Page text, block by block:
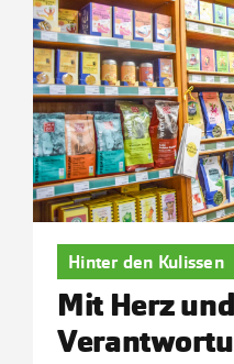
Hinter den Kulissen
Mit Herz und